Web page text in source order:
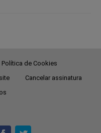
Política de Cookies
Cancelar assinatura